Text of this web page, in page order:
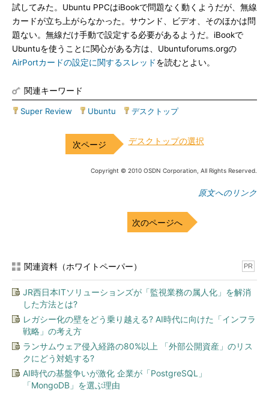
試してみた。Ubuntu PPCはiBookで問題なく動くようだが、無線
カードが立ち上がらなかった。サウンド、ビデオ、そのほかは問
題ない。無線だけ手動で設定する必要があるようだ。iBookで
Ubuntuを使うことに関心がある方は、Ubuntuforums.orgの
AirPortカードの設定に関するスレッドを読むとよい。
関連キーワード
Super Review Ubuntu デスクトップ
デスクトップの選択
Copyright © 2010 OSDN Corporation, All Rights Reserved.
原文へのリンク
次のページへ
関連資料（ホワイトペーパー） PR
JR西日本ITソリューションズが「監視業務の属人化」を解消
した方法とは?
レガシー化の壁をどう乗り越える? AI時代に向けた「インフラ
戦略」の考え方
ランサムウェア侵入経路の80%以上 「外部公開資産」のリス
クにどう対処する?
AI時代の基盤争いが激化 企業が「PostgreSQL」
「MongoDB」を選ぶ理由